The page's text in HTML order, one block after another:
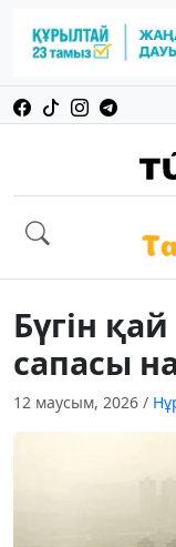
Бүгін
сапасы
12 маусым, 2026 /